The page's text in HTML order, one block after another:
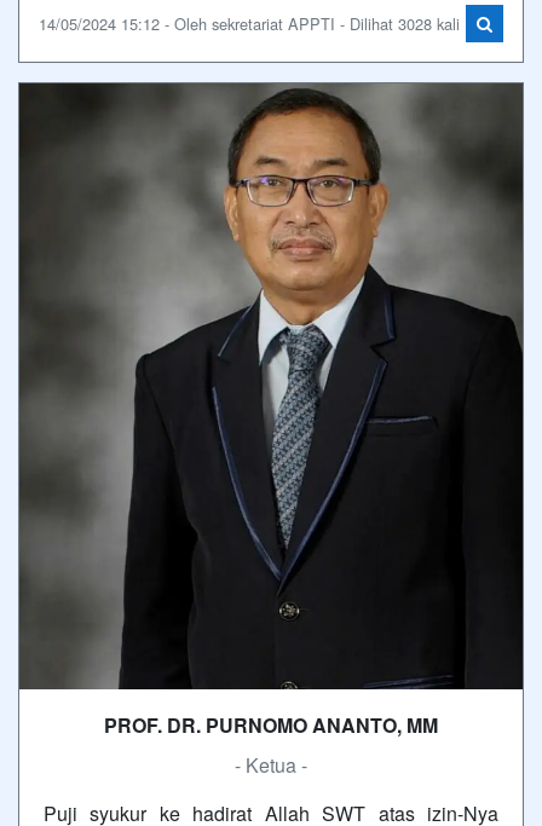
14/05/2024 15:12 - Oleh sekretariat APPTI - Dilihat 3028 kali
PROF. DR. PURNOMO ANANTO, MM
- Ketua -
Puji syukur ke hadirat Allah SWT atas izin-Nya